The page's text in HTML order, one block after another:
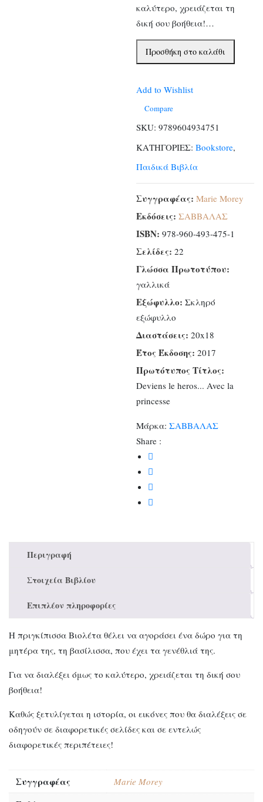
καλύτερο, χρειάζεται τη
δική σου βοήθεια!…
Διάλεξε
εσύ
συνέχεια
στις
ιστορίες
πριγκίπισσας
Βιολέτας
ποσότητα
Προσθήκη στο καλάθι
Add to Wishlist
Compare
SKU: 9789604934751
ΚΑΤΗΓΟΡΙΕΣ: Bookstore,
Παιδικά Βιβλία
Συγγραφέας: Marie Morey
Εκδόσεις: ΣΑΒΒΑΛΑΣ
ISBN: 978-960-493-475-1
Σελίδες: 22
Γλώσσα Πρωτοτύπου:
γαλλικά
Εξώφυλλο: Σκληρό
εξώφυλλο
Διαστάσεις: 20x18
Έτος Έκδοσης: 2017
Πρωτότυπος Τίτλος:
Deviens le heros... Avec la
princesse
Μάρκα:ΣΑΒΒΑΛΑΣ
Share :
Περιγραφή
Στοιχεία Βιβλίου
Επιπλέον πληροφορίες
Η πριγκίπισσα Βιολέτα θέλει να αγοράσει ένα δώρο για τη
μητέρα της, τη βασίλισσα, που έχει τα γενέθλιά της.
Για να διαλέξει όμως το καλύτερο, χρειάζεται τη δική σου
βοήθεια!
Καθώς ξετυλίγεται η ιστορία, οι εικόνες που θα διαλέξεις σε
οδηγούν σε διαφορετικές σελίδες και σε εντελώς
διαφορετικές περιπέτειες!
Συγγραφέας Marie Morey